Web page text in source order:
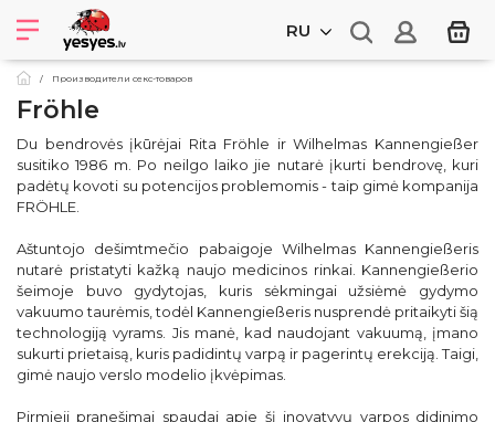
RU
Производители секс-товаров
Fröhle
Du bendrovės įkūrėjai Rita Fröhle ir Wilhelmas Kannengießer
susitiko 1986 m. Po neilgo laiko jie nutarė įkurti bendrovę, kuri
padėtų kovoti su potencijos problemomis - taip gimė kompanija
FRÖHLE.
Aštuntojo dešimtmečio pabaigoje Wilhelmas Kannengießeris
nutarė pristatyti kažką naujo medicinos rinkai. Kannengießerio
šeimoje buvo gydytojas, kuris sėkmingai užsiėmė gydymo
vakuumo taurėmis, todėl Kannengießeris nusprendė pritaikyti šią
technologiją vyrams. Jis manė, kad naudojant vakuumą, įmano
sukurti prietaisą, kuris padidintų varpą ir pagerintų erekciją. Taigi,
gimė naujo verslo modelio įkvėpimas.
Pirmieji pranešimai spaudai apie šį inovatyvų varpos didinimo